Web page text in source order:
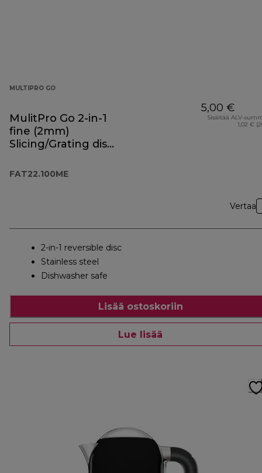
MULTIPRO GO
MulitPro Go 2-in-1
fine (2mm)
Slicing/Grating disc
FAT22.100ME
5,00 €
Sisältää ALV-
1,02 €
Vertaa
2-in-1 reversible disc
Stainless steel
Dishwasher safe
Lisää ostoskoriin
Lue lisää